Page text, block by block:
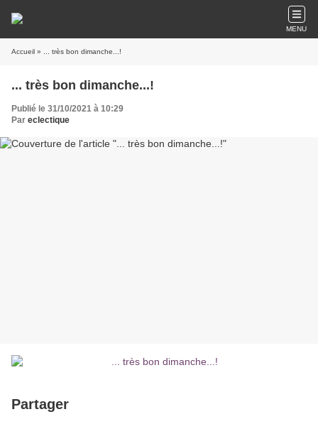
MENU
Accueil » ... très bon dimanche...!
... très bon dimanche...!
Publié le 31/10/2021 à 10:29
Par eclectique
Partager